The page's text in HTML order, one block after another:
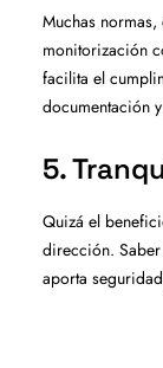
Muchas
monitorización
facilita el
documentación
5.
Quizá el
dirección.
aporta